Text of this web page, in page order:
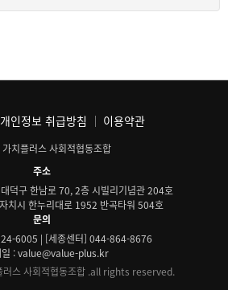
개인정보 취급방침 이용약관
가치플러스 사회적협동조합
주소
덕구 한남로 70, 2층 시빌리기념관 204호
치시 한누리대로 1952 반곡타워 504호
문의
6005 | [세종센터] 044-864-8676
일 : value@value-plus.kr
스 사회적협동조합 .all rights reserved.